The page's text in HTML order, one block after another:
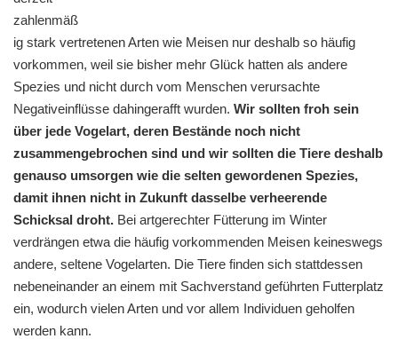
zahlenmäß
ig stark vertretenen Arten wie Meisen nur deshalb so häufig
vorkommen, weil sie bisher mehr Glück hatten als andere
Spezies und nicht durch vom Menschen verursachte
Negativeinflüsse dahingerafft wurden. Wir sollten froh sein
über jede Vogelart, deren Bestände noch nicht
zusammengebrochen sind und wir sollten die Tiere deshalb
genauso umsorgen wie die selten gewordenen Spezies,
damit ihnen nicht in Zukunft dasselbe verheerende
Schicksal droht. Bei artgerechter Fütterung im Winter
verdrängen etwa die häufig vorkommenden Meisen keineswegs
andere, seltene Vogelarten. Die Tiere finden sich stattdessen
nebeneinander an einem mit Sachverstand geführten Futterplatz
ein, wodurch vielen Arten und vor allem Individuen geholfen
werden kann.